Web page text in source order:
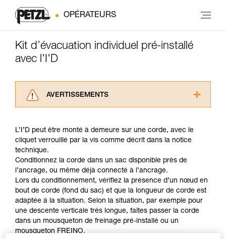
OPÉRATEURS
Kit d’évacuation individuel pré-installé
avec l'I'D
AVERTISSEMENTS
consulter. Vous devez avoir compris les
informations de la notice technique pour
pouvoir comprendre ce complément
d’informations.
Maîtriser ces techniques nécessite une
formation et un entraînement spécifique. Validez
avec un professionnel votre capacité à refaire
la manipulation, seul, en toute sécurité, avant
de la reproduire en autonomie.
Nous donnons des exemples de techniques
liées à votre activité. Il peut en exister d’autres
L’I’D peut être monté à demeure sur une corde, avec le
cliquet verrouillé par la vis comme décrit dans la notice
technique.
Conditionnez la corde dans un sac disponible près de
l’ancrage, ou même déjà connecté à l’ancrage.
Lors du conditionnement, vérifiez la présence d’un nœud en
bout de corde (fond du sac) et que la longueur de corde est
adaptée à la situation. Selon la situation, par exemple pour
une descente verticale très longue, faites passer la corde
dans un mousqueton de freinage pré-installé ou un
mousqueton FREINO.